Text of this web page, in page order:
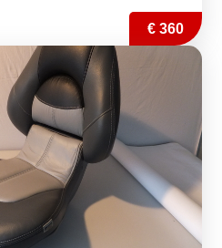
€ 360